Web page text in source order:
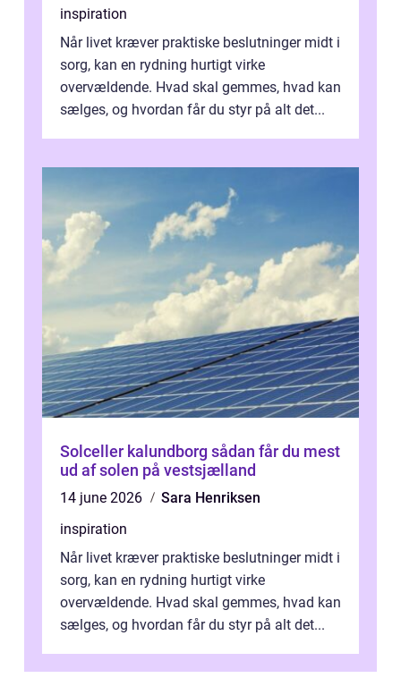
inspiration
Når livet kræver praktiske beslutninger midt i
sorg, kan en rydning hurtigt virke
overvældende. Hvad skal gemmes, hvad kan
sælges, og hvordan får du styr på alt det...
Solceller kalundborg sådan får du mest
ud af solen på vestsjælland
14 june 2026
Sara Henriksen
inspiration
Når livet kræver praktiske beslutninger midt i
sorg, kan en rydning hurtigt virke
overvældende. Hvad skal gemmes, hvad kan
sælges, og hvordan får du styr på alt det...